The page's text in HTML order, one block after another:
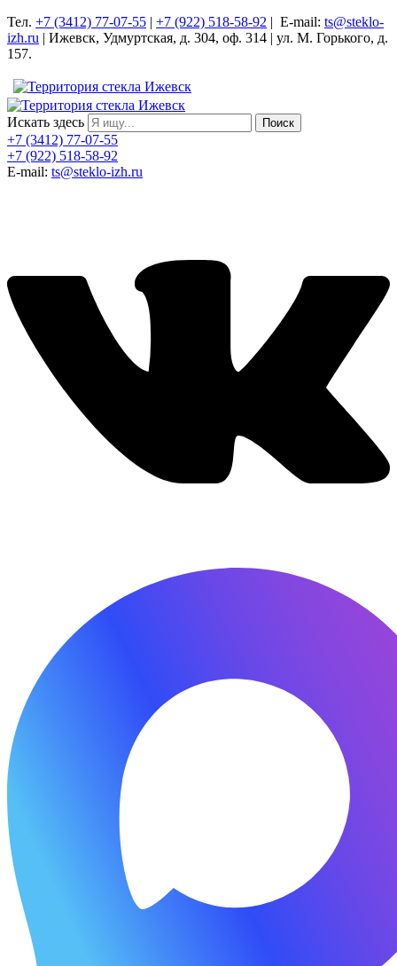
Тел. +7 (3412) 77-07-55 | +7 (922) 518-58-92 | E-mail: ts@steklo-
izh.ru | Ижевск, Удмуртская, д. 304, оф. 314 | ул. М. Горького, д.
157.
Искать здесь Поиск
+7 (3412) 77-07-55
+7 (922) 518-58-92
E-mail: ts@steklo-izh.ru